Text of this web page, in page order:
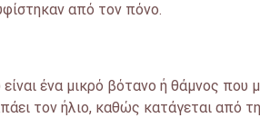
από τον πόνο.
ένα μικρό βότανο ή θάμνος που
τον ήλιο, καθώς κατάγεται από